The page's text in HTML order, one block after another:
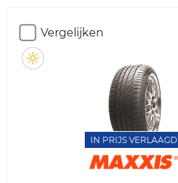
Vergelijken
IN PRIJS VERLAAGD